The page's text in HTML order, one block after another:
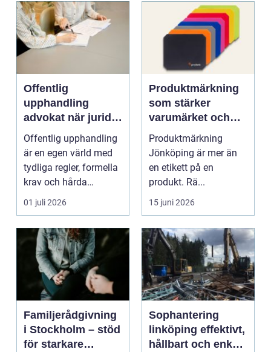
Offentlig
upphandling
advokat när juridik
möter affär
Offentlig upphandling
är en egen värld med
tydliga regler, formella
krav och hårda
tidsfrister. För ...
01 juli 2026
Produktmärkning
som stärker
varumärket och
underlättar
vardagen
Produktmärkning
Jönköping är mer än
en etikett på en
produkt. Rä...
15 juni 2026
Familjerådgivning
i Stockholm – stöd
för starkare
Sophantering
linköping effektivt,
hållbart och enkelt